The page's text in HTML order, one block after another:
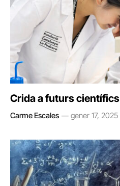
Crida a futurs científics
Carme Escales gener 17, 2025